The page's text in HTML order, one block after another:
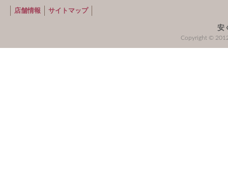
店舗情報 サイトマップ
安
Copyright © 2012